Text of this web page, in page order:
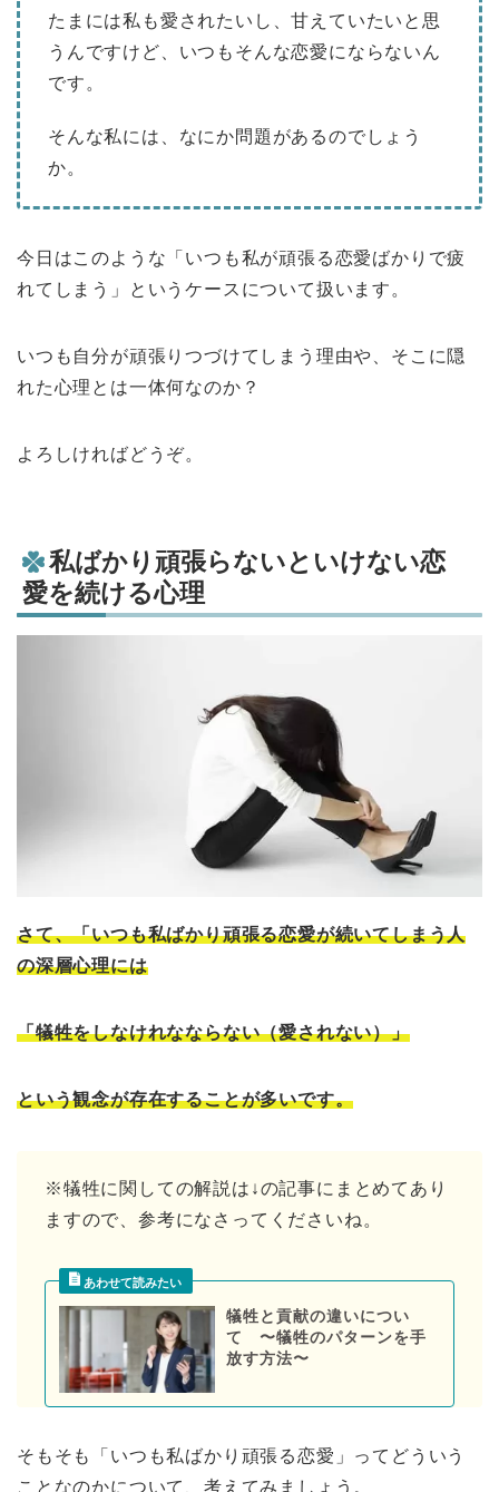
たまには私も愛されたいし、甘えていたいと思
うんですけど、いつもそんな恋愛にならないん
です。
そんな私には、なにか問題があるのでしょう
か。
今日はこのような「いつも私が頑張る恋愛ばかりで疲
れてしまう」というケースについて扱います。
いつも自分が頑張りつづけてしまう理由や、そこに隠
れた心理とは一体何なのか？
よろしければどうぞ。
私ばかり頑張らないといけない恋
愛を続ける心理
さて、「いつも私ばかり頑張る恋愛が続いてしまう人
の深層心理には
「犠牲をしなけれなならない（愛されない）」
という観念が存在することが多いです。
※犠牲に関しての解説は↓の記事にまとめてあり
ますので、参考になさってくださいね。
犠牲と貢献の違いについ
て 〜犠牲のパターンを手
放す方法〜
そもそも「いつも私ばかり頑張る恋愛」ってどういう
ことなのかについて、考えてみましょう。